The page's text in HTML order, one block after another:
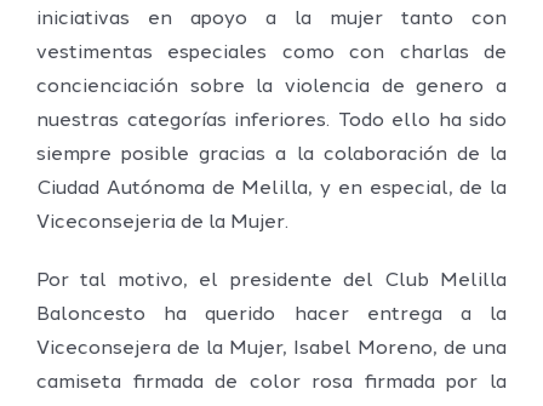
iniciativas en apoyo a la mujer tanto con
vestimentas especiales como con charlas de
concienciación sobre la violencia de genero a
nuestras categorías inferiores. Todo ello ha sido
siempre posible gracias a la colaboración de la
Ciudad Autónoma de Melilla, y en especial, de la
Viceconsejeria de la Mujer.
Por tal motivo, el presidente del Club Melilla
Baloncesto ha querido hacer entrega a la
Viceconsejera de la Mujer, Isabel Moreno, de una
camiseta firmada de color rosa firmada por la